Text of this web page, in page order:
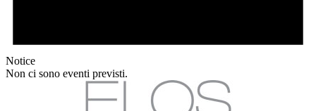
Notice
Non ci sono eventi previsti.